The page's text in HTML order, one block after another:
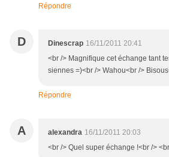
Répondre
D Dinescrap 16/11/2011 20:41
<br /> Magnifique cet échange tant
siennes =)<br /> Wahou<br />
Répondre
A alexandra 16/11/2011 20:03
<br /> Quel super échange !<br />